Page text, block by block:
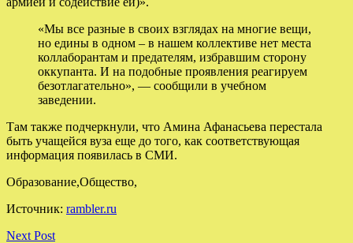
«Мы все разные в своих взглядах на многие вещи,
но едины в одном – в нашем коллективе нет места
коллаборантам и предателям, избравшим сторону
оккупанта. И на подобные проявления реагируем
безотлагательно», — сообщили в учебном
заведении.
Там также подчеркнули, что Амина Афанасьева перестала
быть учащейся вуза еще до того, как соответствующая
информация появилась в СМИ.
Образование,Общество,
Источник: rambler.ru
Next Post